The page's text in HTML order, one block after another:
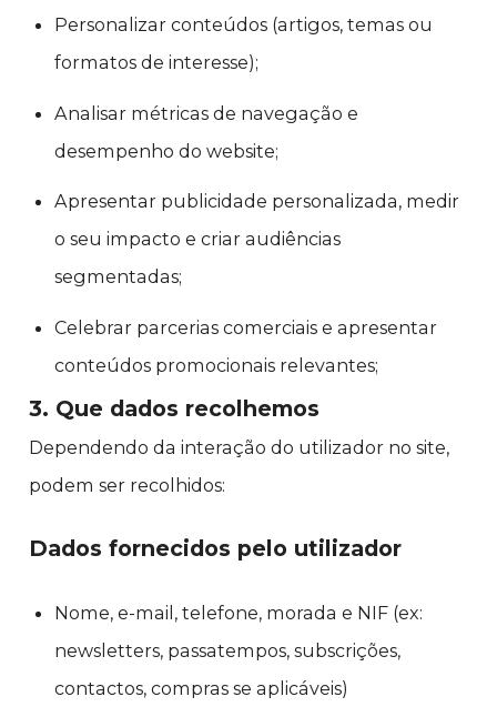
Personalizar conteúdos (artigos, temas ou
formatos de interesse);
Analisar métricas de navegação e
desempenho do website;
Apresentar publicidade personalizada, medir
o seu impacto e criar audiências
segmentadas;
Celebrar parcerias comerciais e apresentar
conteúdos promocionais relevantes;
3. Que dados recolhemos
Dependendo da interação do utilizador no site,
podem ser recolhidos:
Dados fornecidos pelo utilizador
Nome, e-mail, telefone, morada e NIF (ex:
newsletters, passatempos, subscrições,
contactos, compras se aplicáveis)